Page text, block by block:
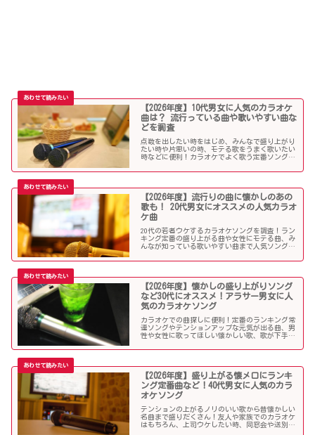
【2026年度】10代男女に人気のカラオケ
曲は？ 流行っている曲や歌いやすい曲な
どを調査
点数を出したい時をはじめ、みんなで盛り上がり
たい時や片思いの時、モテる歌をうまく歌いたい
時などに便利！カラオケでよく歌う定番ソングか
っ盛りの10代男子・女子にオススメの人気カラオ
【2026年度】流行りの曲に懐かしのあの
歌も！ 20代男女にオススメの人気カラオ
ケ曲
20代の若者ウケするカラオケソングを調査！ラン
キング定番の盛り上がる曲や女性にモテる曲、み
んなが知っている歌いやすい曲まで人気ソングが
別会、上司ウケしたい時などにオススメです！
【2026年度】懐かしの盛り上がりソング
など30代にオススメ！アラサー男女に人
気のカラオケソング
カラオケでの曲探しに便利！定番のランキング常
連ソングやテンションアップな元気が出る曲、男
性や女性に歌ってほしい懐かしい歌、歌が下手で
カラオケ曲をご紹介します！
【2026年度】盛り上がる懐メロにランキ
ング定番曲など！40代男女に人気のカラ
オケソング
テンションの上がるノリのいい歌から昔懐かしい
名曲まで盛りだくさん！友人や家族でのカラオケ
はもちろん、上司ウケしたい時、同窓会や送別会